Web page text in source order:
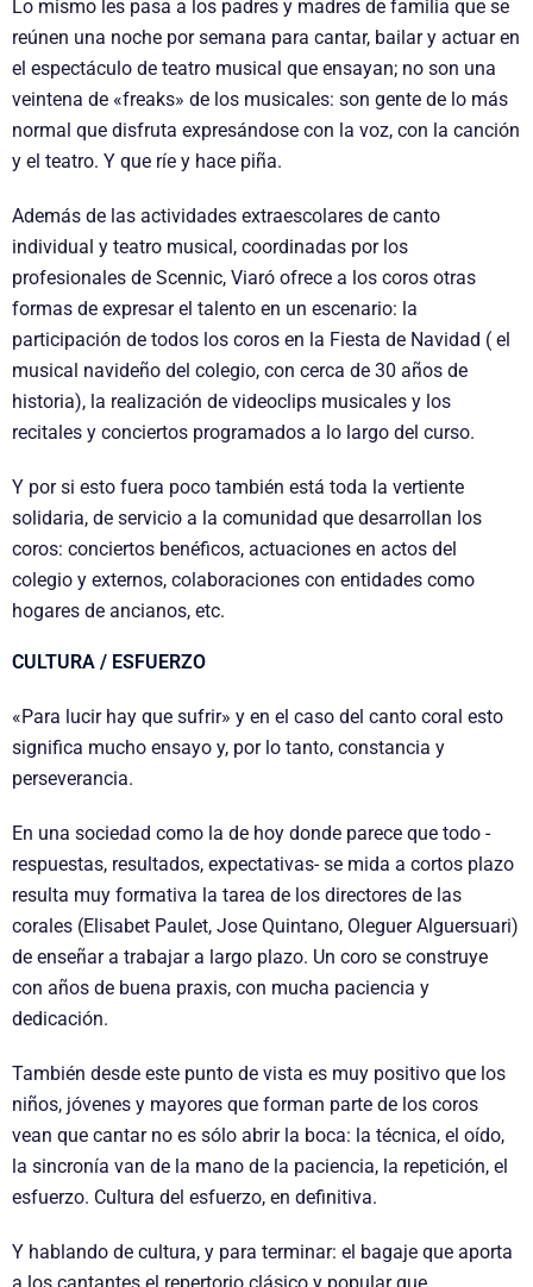
Lo mismo les pasa a los padres y madres de familia que se
reúnen una noche por semana para cantar, bailar y actuar en
el espectáculo de teatro musical que ensayan; no son una
veintena de «freaks» de los musicales: son gente de lo más
normal que disfruta expresándose con la voz, con la canción
y el teatro. Y que ríe y hace piña.
Además de las actividades extraescolares de canto
individual y teatro musical, coordinadas por los
profesionales de Scennic, Viaró ofrece a los coros otras
formas de expresar el talento en un escenario: la
participación de todos los coros en la Fiesta de Navidad ( el
musical navideño del colegio, con cerca de 30 años de
historia), la realización de videoclips musicales y los
recitales y conciertos programados a lo largo del curso.
Y por si esto fuera poco también está toda la vertiente
solidaria, de servicio a la comunidad que desarrollan los
coros: conciertos benéficos, actuaciones en actos del
colegio y externos, colaboraciones con entidades como
hogares de ancianos, etc.
CULTURA / ESFUERZO
«Para lucir hay que sufrir» y en el caso del canto coral esto
significa mucho ensayo y, por lo tanto, constancia y
perseverancia.
En una sociedad como la de hoy donde parece que todo -
respuestas, resultados, expectativas- se mida a cortos plazo
resulta muy formativa la tarea de los directores de las
corales (Elisabet Paulet, Jose Quintano, Oleguer Alguersuari)
de enseñar a trabajar a largo plazo. Un coro se construye
con años de buena praxis, con mucha paciencia y
dedicación.
También desde este punto de vista es muy positivo que los
niños, jóvenes y mayores que forman parte de los coros
vean que cantar no es sólo abrir la boca: la técnica, el oído,
la sincronía van de la mano de la paciencia, la repetición, el
esfuerzo. Cultura del esfuerzo, en definitiva.
Y hablando de cultura, y para terminar: el bagaje que aporta